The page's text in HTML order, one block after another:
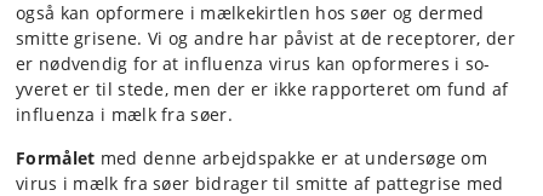
også kan opformere i mælkekirtlen hos søer og dermed
smitte grisene. Vi og andre har påvist at de receptorer, der
er nødvendig for at influenza virus kan opformeres i so-
yveret er til stede, men der er ikke rapporteret om fund af
influenza i mælk fra søer.
Formålet med denne arbejdspakke er at undersøge om
virus i mælk fra søer bidrager til smitte af pattegrise med